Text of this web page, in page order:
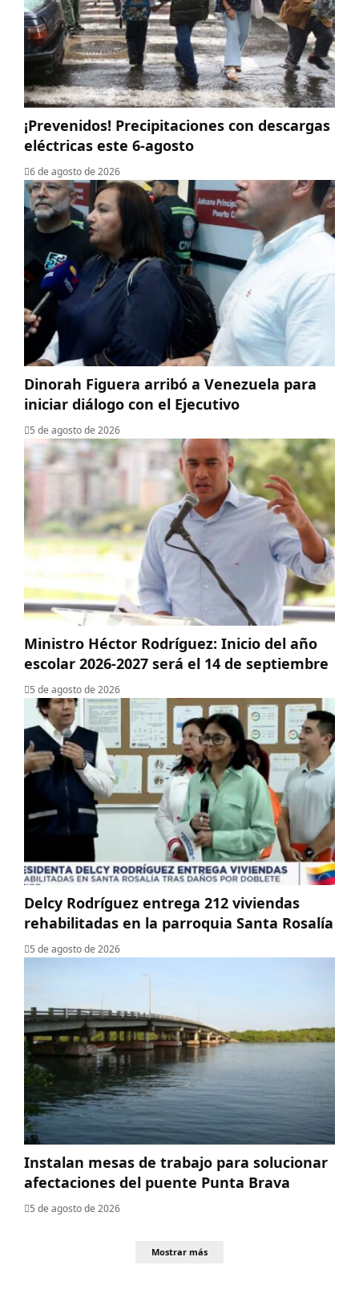
¡Prevenidos! Precipitaciones con descargas
eléctricas este 6-agosto
6 de agosto de 2026
Dinorah Figuera arribó a Venezuela para
iniciar diálogo con el Ejecutivo
5 de agosto de 2026
Ministro Héctor Rodríguez: Inicio del año
escolar 2026-2027 será el 14 de septiembre
5 de agosto de 2026
Delcy Rodríguez entrega 212 viviendas
rehabilitadas en la parroquia Santa Rosalía
5 de agosto de 2026
Instalan mesas de trabajo para solucionar
afectaciones del puente Punta Brava
5 de agosto de 2026
Mostrar más